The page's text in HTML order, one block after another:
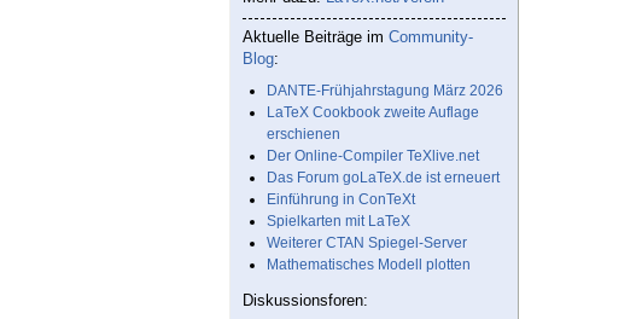
Aktuelle Beiträge im Community-
Blog:
DANTE-Frühjahrstagung März 2026
LaTeX Cookbook zweite Auflage
erschienen
Der Online-Compiler TeXlive.net
Das Forum goLaTeX.de ist erneuert
Einführung in ConTeXt
Spielkarten mit LaTeX
Weiterer CTAN Spiegel-Server
Mathematisches Modell plotten
Diskussionsforen: